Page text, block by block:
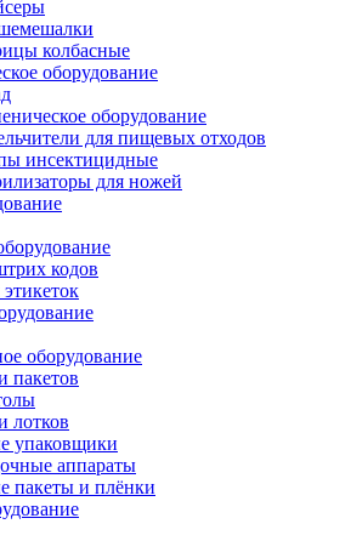
колбасные
оборудование
оборудование
для пищевых отходов
инсектицидные
для ножей
кодов
оборудование
пакетов
лотков
упаковщики
аппараты
пакеты и плёнки